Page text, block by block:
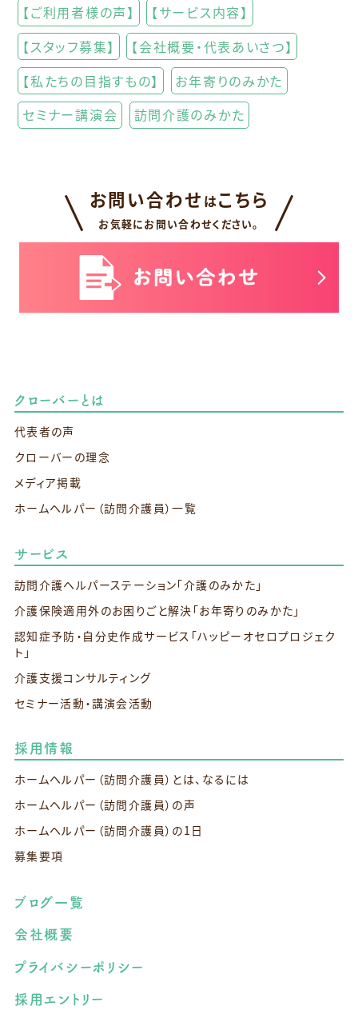
【ご利用者様の声】
【サービス内容】
【スタッフ募集】
【会社概要・代表あいさつ】
【私たちの目指すもの】
お年寄りのみかた
セミナー講演会
訪問介護のみかた
お問い合わせ はこちら
お気軽にお問い合わせください。
クローバーとは
代表者の声
クローバーの理念
メディア掲載
ホームヘルパー（訪問介護員）一覧
サービス
訪問介護ヘルパーステーション「介護のみかた」
介護保険適用外のお困りごと解決 「お年寄りのみかた」
認知症予防・自分史作成サービス 「ハッピーオセロプロジェク
ト」
介護支援コンサルティング
セミナー活動・講演会活動
採用情報
ホームヘルパー（訪問介護員）とは、なるには
ホームヘルパー（訪問介護員）の声
ホームヘルパー（訪問介護員）の1日
募集要項
ブログ一覧
会社概要
プライバシーポリシー
採用エントリー